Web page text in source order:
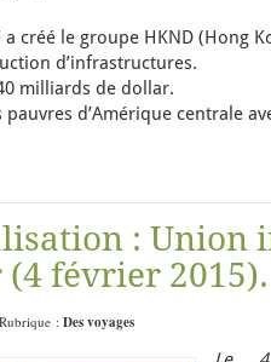
créé le groupe HKND (Hong
d’infrastructures.
milliards de dollar.
d’Amérique centrale
: Union
(4 février 2015).
: Des voyages